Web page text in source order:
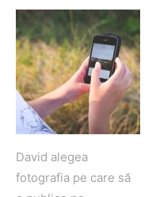
David alegea
fotografia pe care să